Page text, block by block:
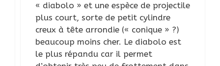
« diabolo » et une espèce de projectile
plus court, sorte de petit cylindre
creux à tête arrondie (« conique » ?)
beaucoup moins cher. Le diabolo est
le plus répandu car il permet